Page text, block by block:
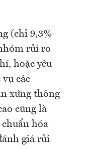
(chỉ 9,3%
rủi ro
hoặc yêu
các
xứng thông
cũng là
hóa
giá rủi